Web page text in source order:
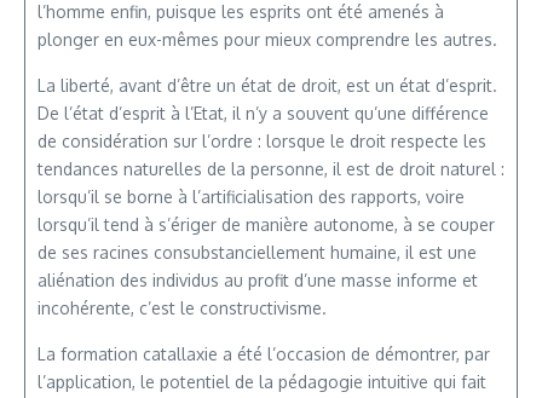
l’homme enfin, puisque les esprits ont été amenés à
plonger en eux-mêmes pour mieux comprendre les autres.
La liberté, avant d’être un état de droit, est un état d’esprit.
De l’état d’esprit à l’Etat, il n’y a souvent qu’une différence
de considération sur l’ordre : lorsque le droit respecte les
tendances naturelles de la personne, il est de droit naturel :
lorsqu’il se borne à l’artificialisation des rapports, voire
lorsqu’il tend à s’ériger de manière autonome, à se couper
de ses racines consubstanciellement humaine, il est une
aliénation des individus au profit d’une masse informe et
incohérente, c’est le constructivisme.
La formation catallaxie a été l’occasion de démontrer, par
l’application, le potentiel de la pédagogie intuitive qui fait